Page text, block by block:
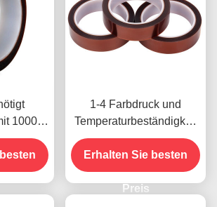
1000V
1-4 Farbdruck und
Temperaturbeständigkeit
-10C-80C
Zahlungsmethode mit
Kreditkarte für frühere
Modelle
Erhalten Sie besten
Preis